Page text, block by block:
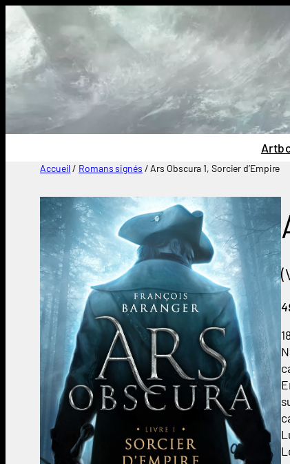
Aller
au
contenu
Accueil/ Romans signés / Ars Obscura 1, Sorcier d’Empire